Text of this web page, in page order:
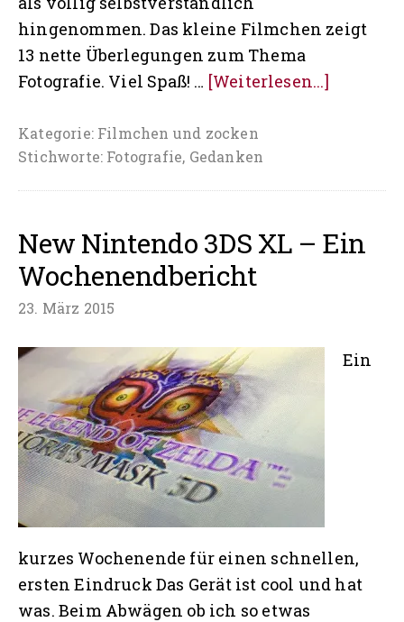
hingenommen. Das kleine Filmchen zeigt
13 nette Überlegungen zum Thema
Fotografie. Viel Spaß! … [Weiterlesen...]Über13
Kategorie: Filmchen und zocken
Stichworte: Fotografie, Gedanken
New Nintendo 3DS XL – Ein
Wochenendbericht
23. März 2015
Ein
kurzes Wochenende für einen schnellen,
ersten Eindruck Das Gerät ist cool und hat
was. Beim Abwägen ob ich so etwas